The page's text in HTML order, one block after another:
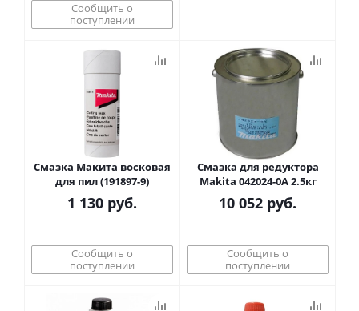
Сообщить о
поступлении
Смазка Макита восковая
для пил (191897-9)
1 130 руб.
Сообщить о
поступлении
Смазка для редуктора
Makita 042024-0A 2.5кг
10 052 руб.
Сообщить о
поступлении